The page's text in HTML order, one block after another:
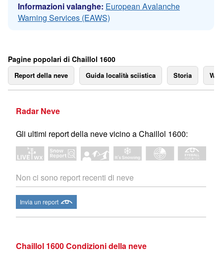
Informazioni valanghe: European Avalanche
Warning Services (EAWS)
Pagine popolari di Chaillol 1600
Report della neve Guida località sciistica Storia
Radar Neve
Gli ultimi report della neve vicino a Chaillol 1600:
Non ci sono report recenti di neve
Invia un report
Chaillol 1600 Condizioni della neve